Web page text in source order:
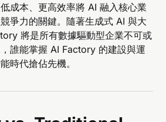
成本、更高效率將 AI 融入核心業
爭力的關鍵。隨著生成式 AI 與大
將是所有數據驅動型企業不可或
誰能掌握 AI Factory 的建設與運
時代搶佔先機。